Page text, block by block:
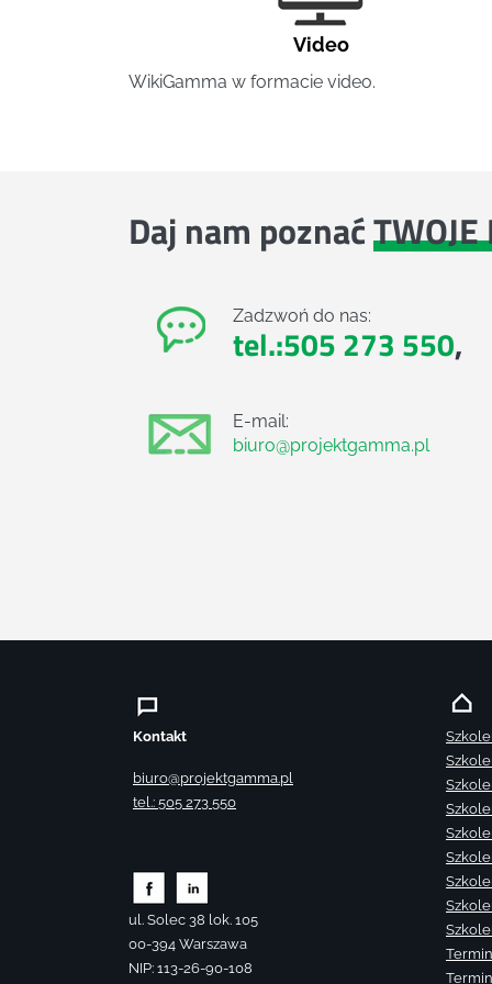
Video
WikiGamma w formacie video.
Daj nam poznaćTWOJE
Zadzwoń do nas:
tel.:505 273 550,
E-mail:
biuro@projektgamma.pl
Kontakt
biuro@projektgamma.pl
tel.: 505 273 550
ul. Solec 38 lok. 105
00-394 Warszawa
NIP: 113-26-90-108